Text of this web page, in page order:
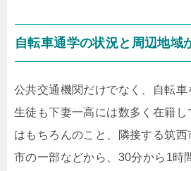
自転車通学の状況と周辺地域
公共交通機関だけでなく、自転車
生徒も下妻一高には数多く在籍
はもちろんのこと、隣接する筑
市の一部などから、30分から1時